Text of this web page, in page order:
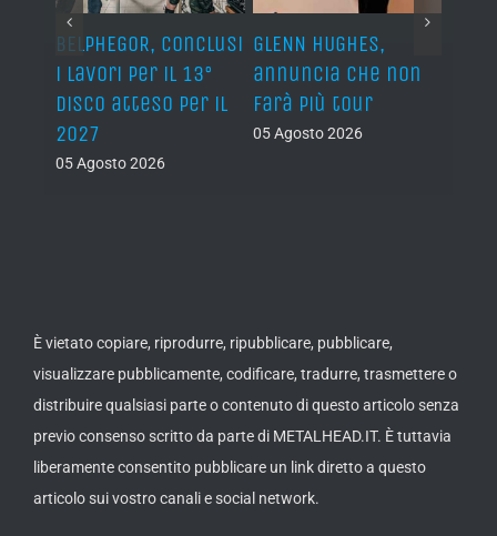
BELPHEGOR, conclusi
i lavori per il 13°
disco atteso per il
2027
05 Agosto 2026
GLENN HUGHES,
annuncia che non
farà più tour
05 Agosto 2026
È vietato copiare, riprodurre, ripubblicare, pubblicare,
visualizzare pubblicamente, codificare, tradurre, trasmettere o
distribuire qualsiasi parte o contenuto di questo articolo senza
previo consenso scritto da parte di METALHEAD.IT. È tuttavia
liberamente consentito pubblicare un link diretto a questo
articolo sui vostro canali e social network.